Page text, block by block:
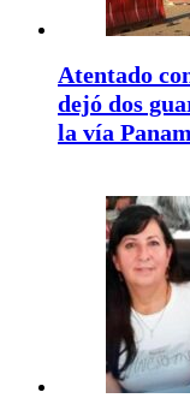
Atentado
dejó dos
la vía